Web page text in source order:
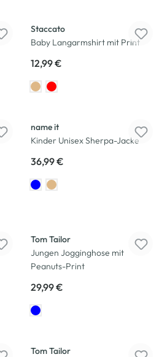
Staccato
Baby Langarmshirt mit Print
12,99 €
name it
Kinder Unisex Sherpa-Jacke
36,99 €
Tom Tailor
Jungen Jogginghose mit
Peanuts-Print
29,99 €
Tom Tailor